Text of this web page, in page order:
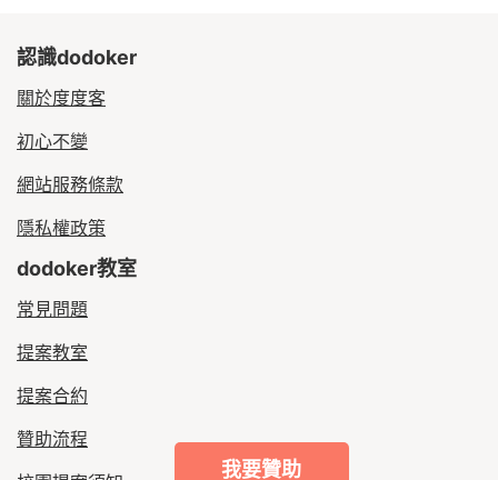
我要贊助
認識dodoker
關於度度客
初心不變
網站服務條款
隱私權政策
dodoker教室
常見問題
提案教室
提案合約
贊助流程